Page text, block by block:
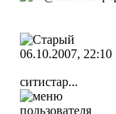
06.10.2007, 22:10
ситистар...